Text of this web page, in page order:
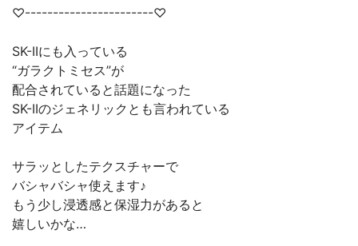
♡-----------------------♡
SK-IIにも入っている
“ガラクトミセス”が
配合されていると話題になった
SK-IIのジェネリックとも言われている
アイテム
サラッとしたテクスチャーで
バシャバシャ使えます♪
もう少し浸透感と保湿力があると
嬉しいかな…